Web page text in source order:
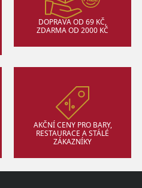
DOPRAVA OD 69 KČ,
ZDARMA OD 2000 KČ
AKČNÍ CENY PRO BARY,
RESTAURACE A STÁLÉ
ZÁKAZNÍKY